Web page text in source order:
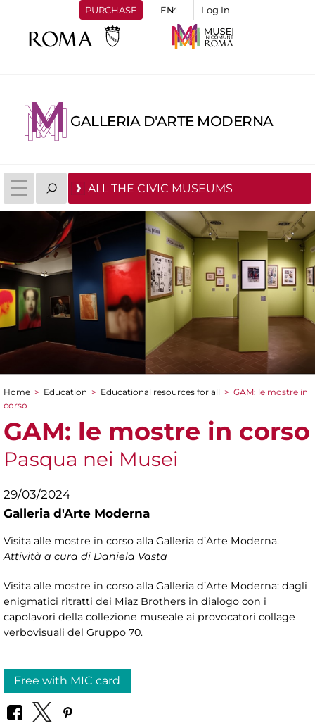
PURCHASE Log In
GALLERIA D'ARTE MODERNA
ALL THE CIVIC MUSEUMS
You are here
Home > Education > Educational resources for all > GAM: le mostre in
corso
GAM: le mostre in corso
Pasqua nei Musei
29/03/2024
Galleria d'Arte Moderna
Visita alle mostre in corso alla Galleria d’Arte Moderna.
Attività a cura di Daniela Vasta
Visita alle mostre in corso alla Galleria d’Arte Moderna: dagli
enigmatici ritratti dei Miaz Brothers in dialogo con i
capolavori della collezione museale ai provocatori collage
verbovisuali del Gruppo 70.
Free with MIC card